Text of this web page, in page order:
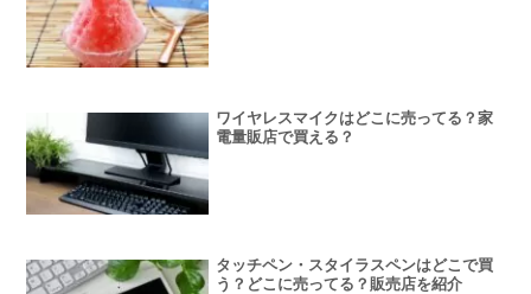
ワイヤレスマイクはどこに売ってる？家
電量販店で買える？
タッチペン・スタイラスペンはどこで買
う？どこに売ってる？販売店を紹介